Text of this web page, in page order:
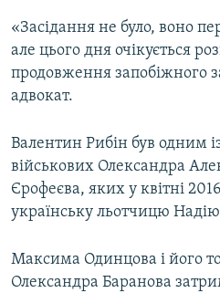
«Засідання не було, воно
але цього дня очікується
продовження запобіжного
адвокат.
Валентин Рибін був одним
військових Олександра
Єрофеєва, яких у квітні
українську льотчицю
Максима Одинцова і його
Олександра Баранова